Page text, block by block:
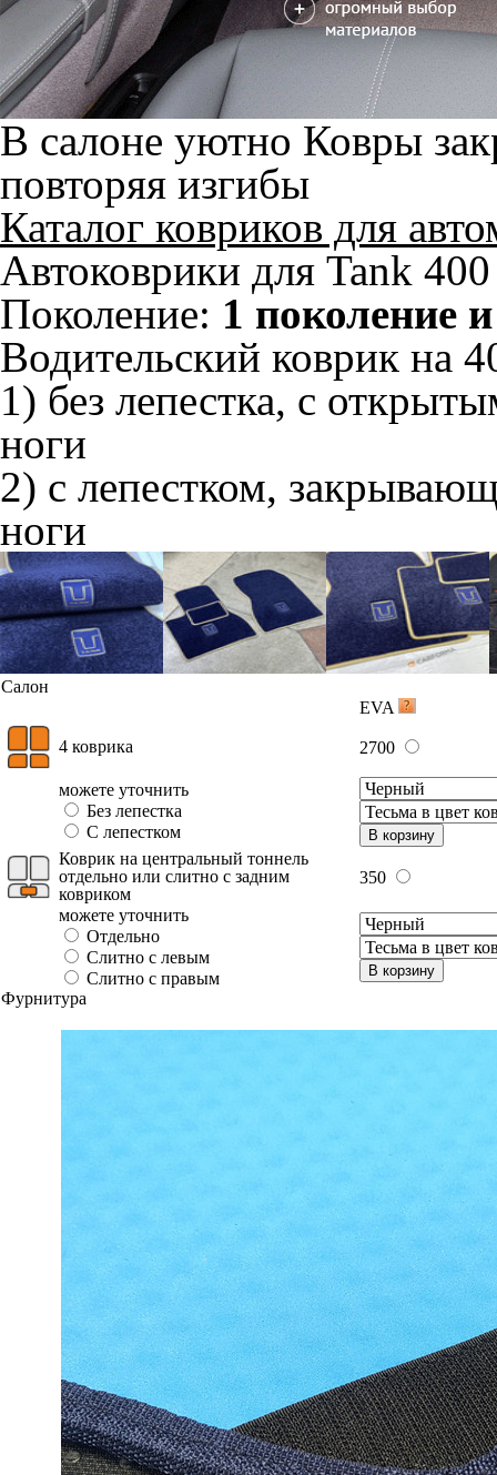
В салоне уютно Ковры
повторяя изгибы
Каталог ковриков для
Автоковрики для Tank
Поколение: 1 поколение
Водительский коврик на
1) без лепестка, с
ноги
2) с лепестком,
ноги
Салон
EVA
4 коврика 2700
можете уточнить
Без лепестка
С лепестком
В корзину
Коврик на центральный тоннель
отдельно или слитно с задним
ковриком
350
можете уточнить
Отдельно
Слитно с левым
Слитно с правым
В корзину
Фурнитура